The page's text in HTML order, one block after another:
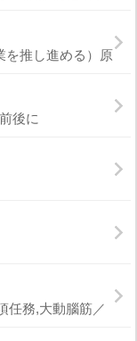
を推し進める）原
後に
任務,大動腦筋／